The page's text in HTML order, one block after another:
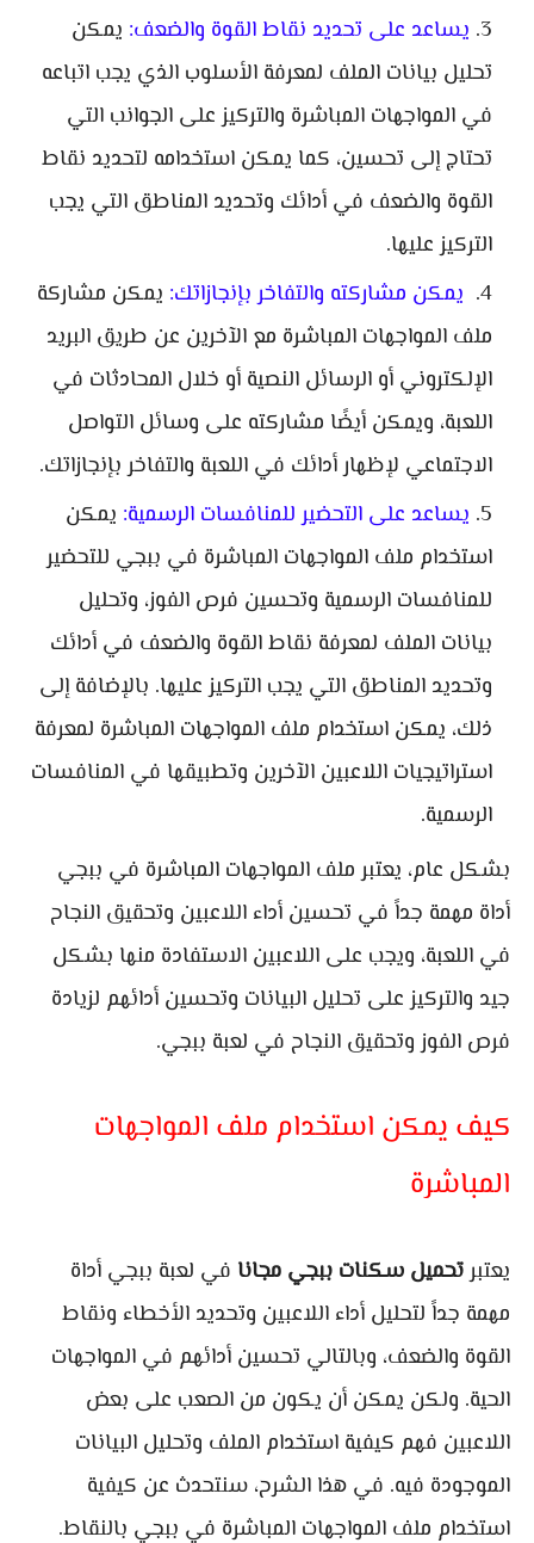
يساعد على تحديد نقاط القوة والضعف: يمكن
تحليل بيانات الملف لمعرفة الأسلوب الذي يجب اتباعه
في المواجهات المباشرة والتركيز على الجوانب التي
تحتاج إلى تحسين، كما يمكن استخدامه لتحديد نقاط
القوة والضعف في أدائك وتحديد المناطق التي يجب
التركيز عليها.
يمكن مشاركته والتفاخر بإنجازاتك: يمكن مشاركة
ملف المواجهات المباشرة مع الآخرين عن طريق البريد
الإلكتروني أو الرسائل النصية أو خلال المحادثات في
اللعبة، ويمكن أيضًا مشاركته على وسائل التواصل
الاجتماعي لإظهار أدائك في اللعبة والتفاخر بإنجازاتك.
يساعد على التحضير للمنافسات الرسمية: يمكن
استخدام ملف المواجهات المباشرة في ببجي للتحضير
للمنافسات الرسمية وتحسين فرص الفوز، وتحليل
بيانات الملف لمعرفة نقاط القوة والضعف في أدائك
وتحديد المناطق التي يجب التركيز عليها. بالإضافة إلى
ذلك، يمكن استخدام ملف المواجهات المباشرة لمعرفة
استراتيجيات اللاعبين الآخرين وتطبيقها في المنافسات
الرسمية.
بشكل عام، يعتبر ملف المواجهات المباشرة في ببجي
أداة مهمة جداً في تحسين أداء اللاعبين وتحقيق النجاح
في اللعبة، ويجب على اللاعبين الاستفادة منها بشكل
جيد والتركيز على تحليل البيانات وتحسين أدائهم لزيادة
فرص الفوز وتحقيق النجاح في لعبة ببجي.
كيف يمكن استخدام ملف المواجهات
المباشرة
يعتبرتحميل سكنات ببجي مجانا في لعبة ببجي أداة
مهمة جداً لتحليل أداء اللاعبين وتحديد الأخطاء ونقاط
القوة والضعف، وبالتالي تحسين أدائهم في المواجهات
الحية. ولكن يمكن أن يكون من الصعب على بعض
اللاعبين فهم كيفية استخدام الملف وتحليل البيانات
الموجودة فيه. في هذا الشرح، سنتحدث عن كيفية
استخدام ملف المواجهات المباشرة في ببجي بالنقاط.